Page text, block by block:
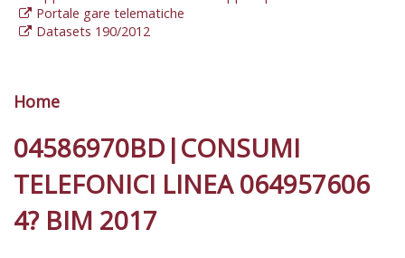
Portale gare telematiche
Datasets 190/2012
Tu sei qui
Home
04586970BD|CONSUMI
TELEFONICI LINEA 064957606
4? BIM 2017